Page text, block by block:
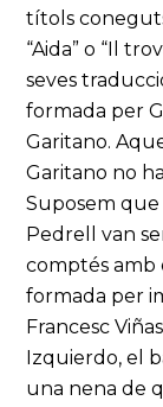
títols
“Aida” o “Il
seves
formada per
Garitano.
Garitano no
Suposem
Pedrell van
comptés amb
formada per
Francesc
Izquierdo, el
una nena de